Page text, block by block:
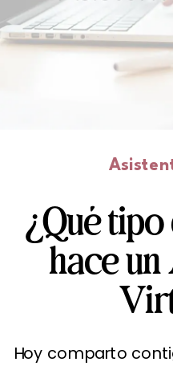
¿Qué
hace
Hoy comparto